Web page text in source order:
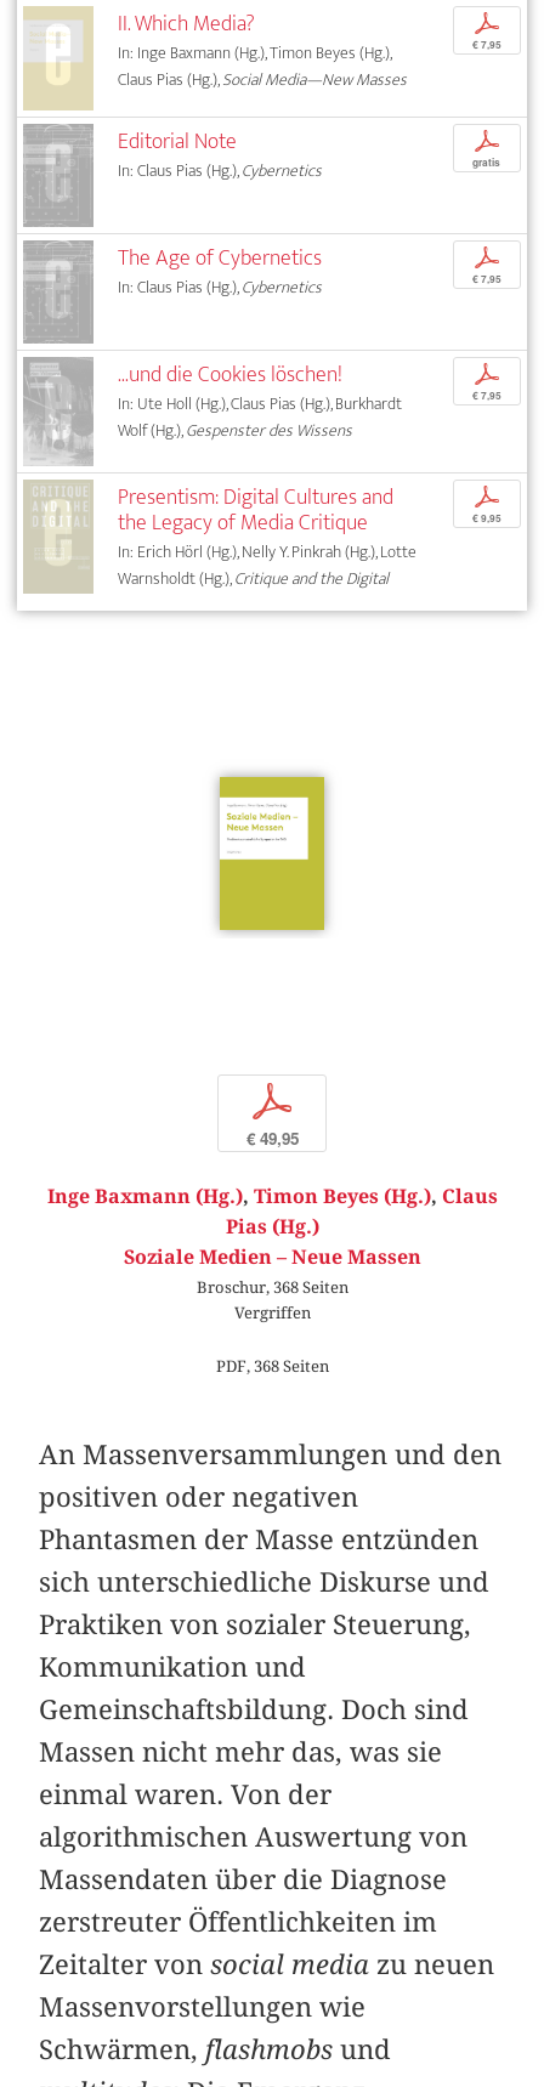
II. Which Media?
In: Inge Baxmann (Hg.), Timon Beyes (Hg.),
Claus Pias (Hg.),Social Media—New Masses
p
€ 7,95
Editorial Note
In: Claus Pias (Hg.),Cybernetics
p
gratis
The Age of Cybernetics
In: Claus Pias (Hg.),Cybernetics
p
€ 7,95
...und die Cookies löschen!
In: Ute Holl (Hg.), Claus Pias (Hg.), Burkhardt
Wolf (Hg.),Gespenster des Wissens
p
€ 7,95
Presentism: Digital Cultures and
the Legacy of Media Critique
In: Erich Hörl (Hg.), Nelly Y. Pinkrah (Hg.), Lotte
Warnsholdt (Hg.),Critique and the Digital
p
€ 9,95
p
€ 49,95
Inge Baxmann (Hg.), Timon Beyes (Hg.), Claus
Pias (Hg.)
Soziale Medien – Neue Massen
Broschur, 368 Seiten
Vergriffen
PDF, 368 Seiten
An Massenversammlungen und den
positiven oder negativen
Phantasmen der Masse entzünden
sich unterschiedliche Diskurse und
Praktiken von sozialer Steuerung,
Kommunikation und
Gemeinschaftsbildung. Doch sind
Massen nicht mehr das, was sie
einmal waren. Von der
algorithmischen Auswertung von
Massendaten über die Diagnose
zerstreuter Öffentlichkeiten im
Zeitalter vonsocial media zu neuen
Massen­vor­stellungen wie
Schwärmen, flashmobs und